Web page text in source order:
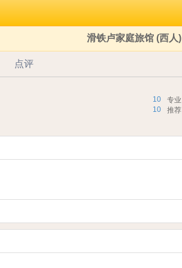
滑铁卢家庭旅馆 (西人)
点评
10
专业
10
推荐